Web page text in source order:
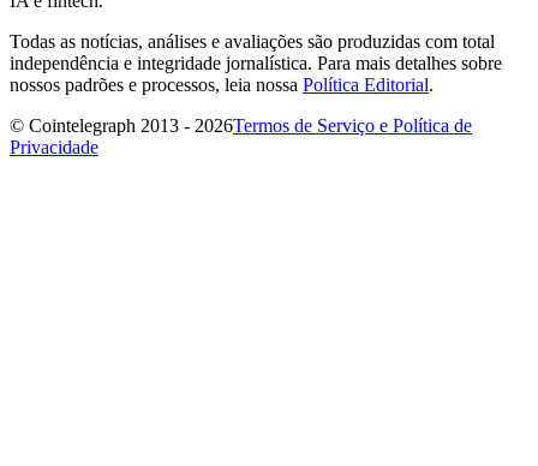
Todas as notícias, análises e avaliações são produzidas com total
independência e integridade jornalística. Para mais detalhes sobre
nossos padrões e processos, leia nossa Política Editorial.
© Cointelegraph 2013 - 2026Termos de Serviço e Política de
Privacidade